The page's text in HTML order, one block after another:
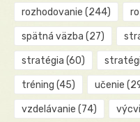
rozhodovanie (244)
spätná väzba (27)
stratégia (60)
tréning (45) učenie
vzdelávanie (74)